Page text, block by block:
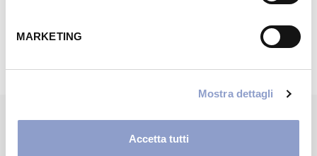
MARKETING
Mostra dettagli
Accetta tutti
WANTS MORE?